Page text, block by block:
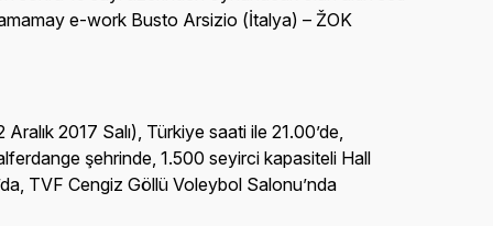
e-work Busto Arsizio (İtalya) – ŽOK
2017 Salı), Türkiye saati ile 21.00’de,
şehrinde, 1.500 seyirci kapasiteli Hall
TVF Cengiz Göllü Voleybol Salonu’nda